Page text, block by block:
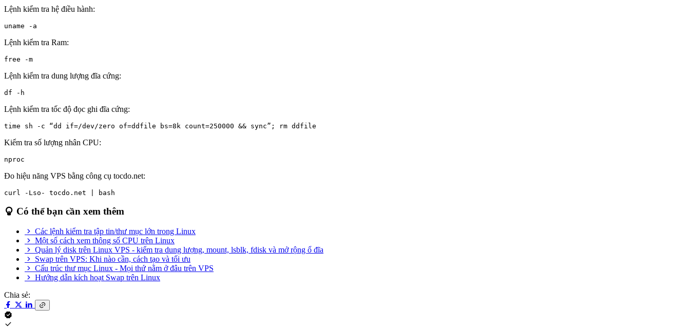
Lệnh kiểm tra hệ điều hành:
uname -a
Lệnh kiểm tra Ram:
free -m
Lệnh kiểm tra dung lượng đĩa cứng:
df -h
Lệnh kiểm tra tốc độ đọc ghi đĩa cứng:
time sh -c “dd if=/dev/zero of=ddfile bs=8k count=250000 && sync”; rm ddfile
Kiểm tra số lượng nhân CPU:
nproc
Đo hiệu năng VPS bằng công cụ tocdo.net:
curl -Lso- tocdo.net | bash
Có thể bạn cần xem thêm
Các lệnh kiểm tra tập tin/thư mục lớn trong Linux
Một số cách xem thông số CPU trên Linux
Quản lý disk trên Linux VPS - kiểm tra dung lượng, mount, lsblk, fdisk và mở rộng ổ đĩa
Swap trên VPS: Khi nào cần, cách tạo và tối ưu
Cấu trúc thư mục Linux - Mọi thứ nằm ở đâu trên VPS
Hướng dẫn kích hoạt Swap trên Linux
Chia sẻ: